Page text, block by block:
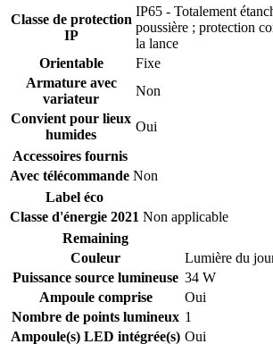
Classe de protection
IP
IP65 - Totalement
poussière ; protection
la lance
Orientable
Fixe
Armature avec
variateur
Non
Convient pour lieux
humides
Oui
Accessoires fournis
Avec télécommande Non
Label éco
Classe d'énergie 2021 Non applicable
Remaining
Couleur
Lumière du
Puissance source lumineuse 34 W
Ampoule comprise
Oui
Nombre de points lumineux 1
Ampoule(s) LED intégrée(s) Oui